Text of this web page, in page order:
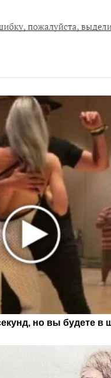
но вы будете в